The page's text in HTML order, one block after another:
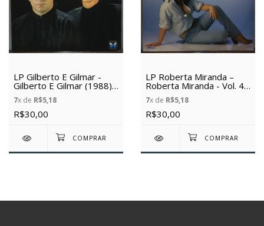
LP Gilberto E Gilmar -
Gilberto E Gilmar (1988)
(Vinil usado)
7x de R$5,18
R$30,00
LP Roberta Miranda –
Roberta Miranda - Vol. 4
(1990) (Vinil usado)
7x de R$5,18
R$30,00